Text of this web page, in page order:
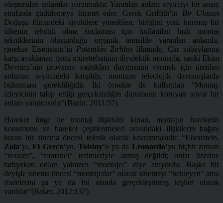
oluşturulan anlamlar yaratmaktır. Yaratılan anlam seyirciyi bir amaç
etrafında güdülemeye hizmet eder. Gerek Griffith’in Bir Ulusun
Doğuşu filmindeki siyahilere yöneltilen, birliğini yeni kurmuş bir
ülkenin tehdidi olma suçlaması için kullanılan hızlı montaj
tekniklerinin oluşturduğu organik temsilde yaratılan anlamla,
gerekse Eisenstein’in Potemkin Zırhlısı filminde, Çar subaylarına
karşı ayaklanan gemi mürettebatının diyalektik montajla, sanki Ekim
Devrimi’nin provasını yaptıkları duygusunu vermek için üretilen
anlamın seyircideki karşılığı, montajın teleolojik davranışlarda
bulunması gerekliliğidir. İki örnekte de kullanılan “Montaj,
izleyicinin talep ettiği gerçeksizliğin durumunu koruyan soyut bir
anlam yaratıcısıdır”(Bazin, 2011:57).
Hareket imge ile montaj ilişkisini kuran, montajın hareketin
konumunu ve hareket çeşitlenmeleri arasındaki ilişkilerin bağını
kuran bir sinema öncesi teknik olarak kavranmasıdır. “Eisenstein,
Zola’yı, El Greco’yu, Tolstoy’u ya da Leonardo’yu hiçbir zaman
“ressam”, “romancı” terimleriyle anmış değildi; onlar üzerine
tartışırken onları yalnızca “montajcı” diye anıyordu. Başka bir
deyişle sinema öncesi “montajcılar” olarak sinemayı “bekleyen” ama
ifadelerini şu ya da bu alanda gerçekleştirmiş kişiler olarak
vardılar”(Baker, 2012:137).